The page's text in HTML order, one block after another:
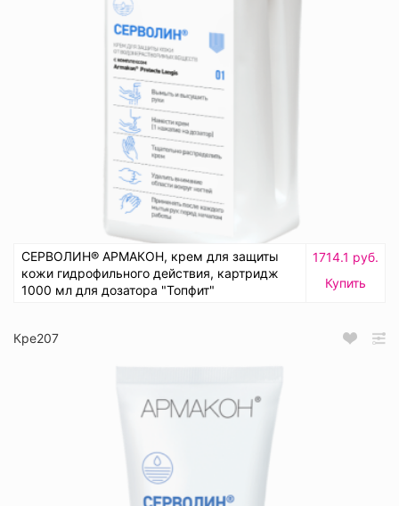
СЕРВОЛИН® АРМАКОН, крем для защиты
кожи гидрофильного действия, картридж
1000 мл для дозатора "Топфит"
1714.1 руб.
Купить
Кре207